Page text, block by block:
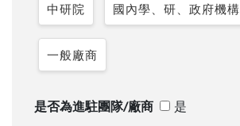
中研院 國內學、研、政府機構
一般廠商
是否為進駐團隊/廠商 是